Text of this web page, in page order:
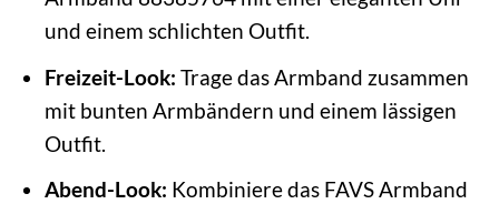
und einem schlichten Outfit.
Freizeit-Look: Trage das Armband zusammen
mit bunten Armbändern und einem lässigen
Outfit.
Abend-Look: Kombiniere das FAVS Armband